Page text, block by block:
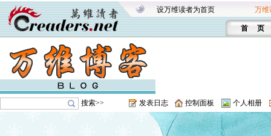
设万维读者为首页 万维
首 页
搜索>> 发表日志 控制面板 个人相册